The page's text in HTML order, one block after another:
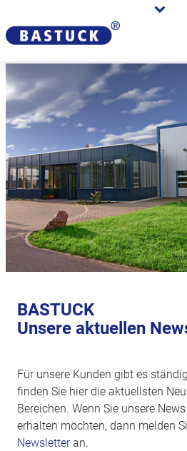
BASTUCK
Unsere aktuellen
Für unsere Kunden gibt es
finden Sie hier die aktuellsten
Bereichen. Wenn Sie unsere
erhalten möchten, dann melden
Newsletteran.